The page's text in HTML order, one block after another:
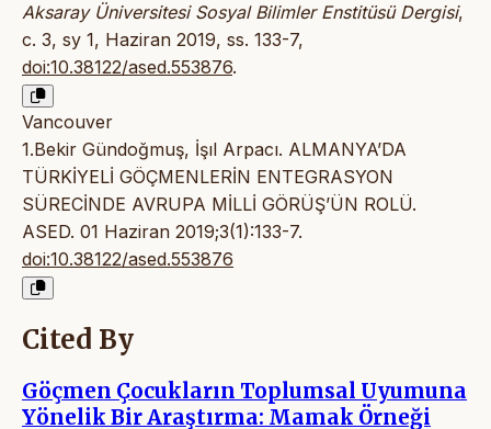
Aksaray Üniversitesi Sosyal Bilimler Enstitüsü Dergisi,
c. 3, sy 1, Haziran 2019, ss. 133-7,
doi:10.38122/ased.553876.
Vancouver
1.Bekir Gündoğmuş, İşıl Arpacı. ALMANYA’DA
TÜRKİYELİ GÖÇMENLERİN ENTEGRASYON
SÜRECİNDE AVRUPA MİLLİ GÖRÜŞ’ÜN ROLÜ.
ASED. 01 Haziran 2019;3(1):133-7.
doi:10.38122/ased.553876
Cited By
Göçmen Çocukların Toplumsal Uyumuna
Yönelik Bir Araştırma: Mamak Örneği